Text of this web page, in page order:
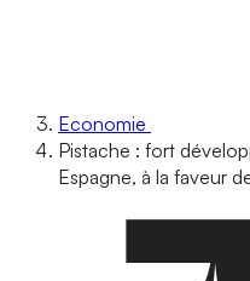
Economie
Pistache : fort
Espagne, à la faveur